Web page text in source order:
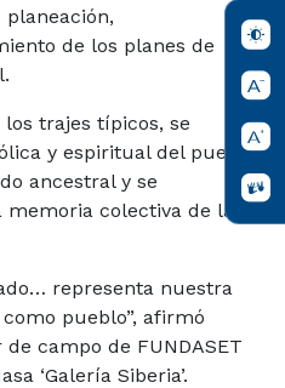
planeación,
de los planes de
trajes típicos, se
y espiritual del pueblo
ancestral y se
colectiva de las
representa nuestra
pueblo”, afirmó
campo de FUNDASET
‘Galería Siberia’.